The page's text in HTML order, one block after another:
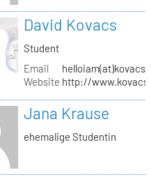
David Kovacs
Student
Email
Website http://
Jana Krause
ehemalige Studentin